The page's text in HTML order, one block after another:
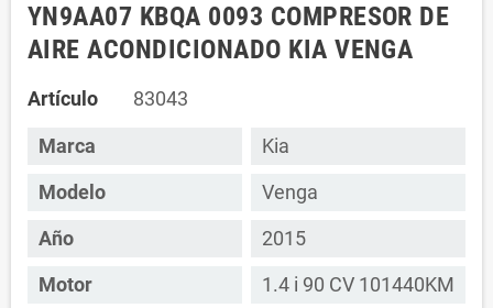
YN9AA07 KBQA 0093 COMPRESOR DE
AIRE ACONDICIONADO KIA VENGA
Artículo 83043
Marca
Kia
Modelo
Venga
Año
2015
Motor
1.4 i 90 CV 101440KM